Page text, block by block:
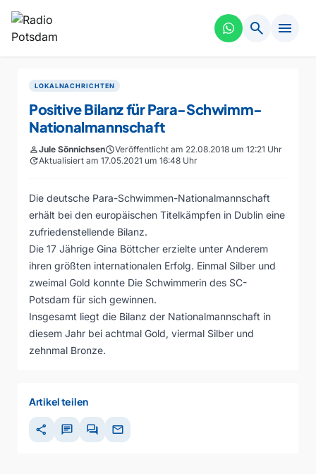
search menu
LOKALNACHRICHTEN
Positive Bilanz für Para-Schwimm-
Nationalmannschaft
personJule SönnichsenscheduleVeröffentlicht am 22.08.2018 um 12:21 Uhr
updateAktualisiert am 17.05.2021 um 16:48 Uhr
Die deutsche Para-Schwimmen-Nationalmannschaft
erhält bei den europäischen Titelkämpfen in Dublin eine
zufriedenstellende Bilanz.
Die 17 Jährige Gina Böttcher erzielte unter Anderem
ihren größten internationalen Erfolg. Einmal Silber und
zweimal Gold konnte Die Schwimmerin des SC-
Potsdam für sich gewinnen.
Insgesamt liegt die Bilanz der Nationalmannschaft in
diesem Jahr bei achtmal Gold, viermal Silber und
zehnmal Bronze.
Artikel teilen
share chat forum mail